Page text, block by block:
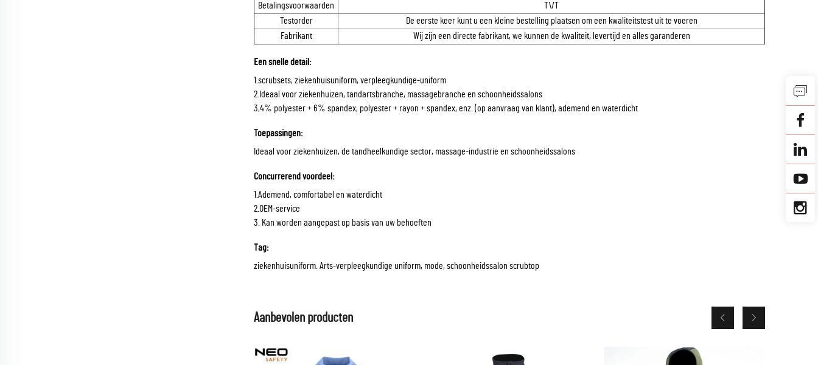
Betalingsvoorwaarden
T\/T
Testorder
De eerste keer kunt u een kleine bestelling plaatsen om een kwaliteitstest uit te voeren
Fabrikant
Wij zijn een directe fabrikant, we kunnen de kwaliteit, levertijd en alles garanderen
Een snelle detail:
1.scrubsets, ziekenhuisuniform, verpleegkundige-uniform
2.Ideaal voor ziekenhuizen, tandartsbranche, massagebranche en schoonheidssalons
3,4% polyester + 6% spandex, polyester + rayon + spandex, enz. (op aanvraag van klant), ademend en waterdicht
Toepassingen:
Ideaal voor ziekenhuizen, de tandheelkundige sector, massage-industrie en schoonheidssalons
Concurrerend voordeel:
1.Ademend, comfortabel en waterdicht
2.OEM-service
3. Kan worden aangepast op basis van uw behoeften
Tag:
ziekenhuisuniform. Arts-verpleegkundige uniform, mode, schoonheidssalon scrubtop
Aanbevolen producten